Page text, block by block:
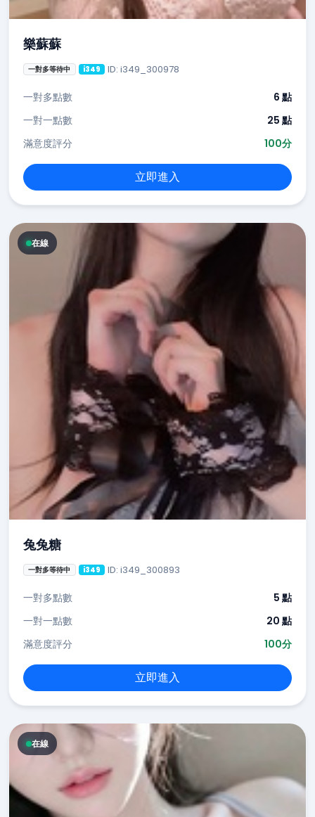
樂蘇蘇
一對多等待中 i349 ID: i349_300978
一對多點數
6 點
一對一點數
25 點
滿意度評分
100分
立即進入
在線
兔兔糖
一對多等待中 i349 ID: i349_300893
一對多點數
5 點
一對一點數
20 點
滿意度評分
100分
立即進入
在線